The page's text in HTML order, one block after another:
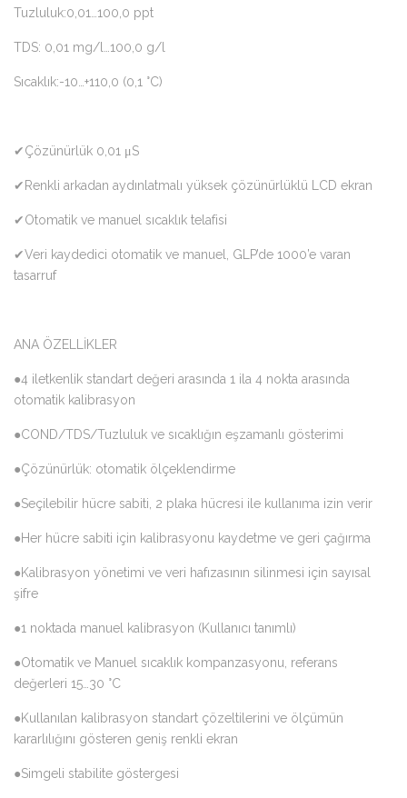
Tuzluluk:0,01…100,0 ppt
TDS: 0,01 mg/l…100,0 g/l
Sıcaklık:-10…+110,0 (0,1 °C)
✔Çözünürlük 0,01 μS
✔Renkli arkadan aydınlatmalı yüksek çözünürlüklü LCD ekran
✔Otomatik ve manuel sıcaklık telafisi
✔Veri kaydedici otomatik ve manuel, GLP’de 1000’e varan
tasarruf
ANA ÖZELLİKLER
●4 iletkenlik standart değeri arasında 1 ila 4 nokta arasında
otomatik kalibrasyon
●COND/TDS/Tuzluluk ve sıcaklığın eşzamanlı gösterimi
●Çözünürlük: otomatik ölçeklendirme
●Seçilebilir hücre sabiti, 2 plaka hücresi ile kullanıma izin verir
●Her hücre sabiti için kalibrasyonu kaydetme ve geri çağırma
●Kalibrasyon yönetimi ve veri hafızasının silinmesi için sayısal
şifre
●1 noktada manuel kalibrasyon (Kullanıcı tanımlı)
●Otomatik ve Manuel sıcaklık kompanzasyonu, referans
değerleri 15…30 °C
●Kullanılan kalibrasyon standart çözeltilerini ve ölçümün
kararlılığını gösteren geniş renkli ekran
●Simgeli stabilite göstergesi